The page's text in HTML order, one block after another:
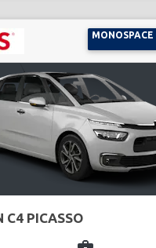
MONOSPACE
C4 PICASSO